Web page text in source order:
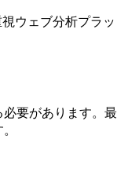
ウェブ分析プラッ
要があります。最